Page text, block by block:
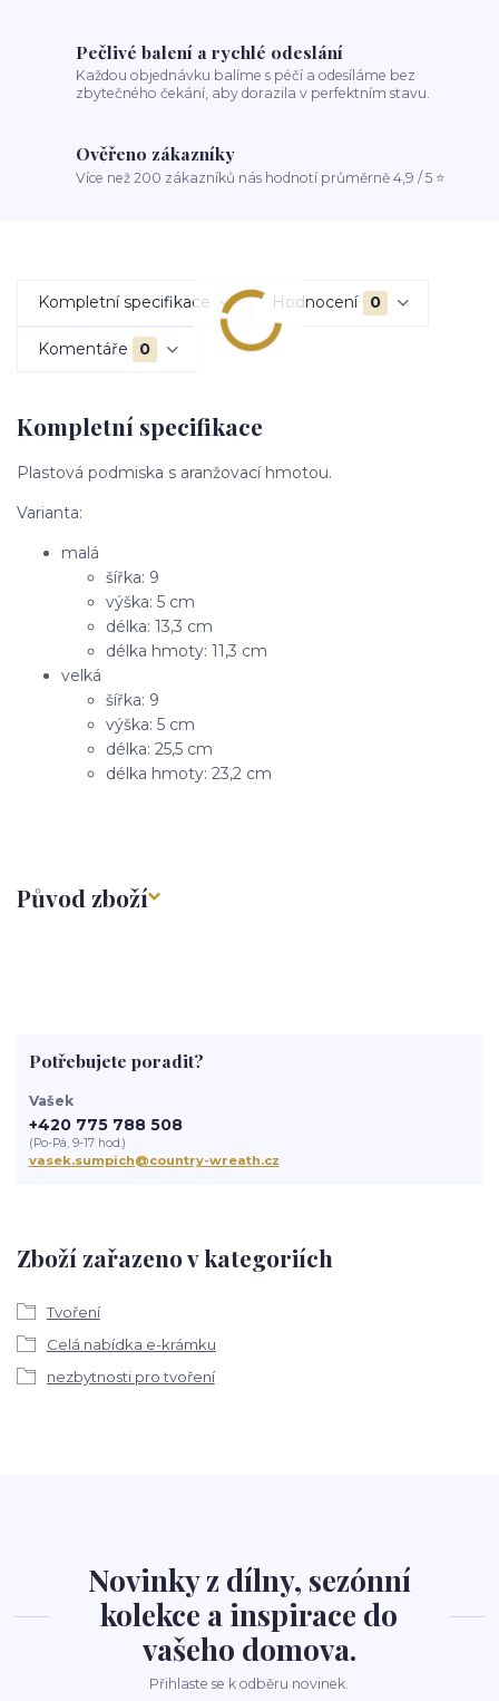
Pečlivé balení a rychlé odeslání
Každou objednávku balíme s péčí a odesíláme bez
zbytečného čekání, aby dorazila v perfektním stavu.
Ověřeno zákazníky
Více než 200 zákazníků nás hodnotí průměrně 4,9 / 5 ⭐
Kompletní specifikace Hodnocení 0
Komentáře 0
Kompletní specifikace
Plastová podmiska s aranžovací hmotou.
Varianta:
malá
šířka: 9
výška: 5 cm
délka: 13,3 cm
délka hmoty: 11,3 cm
velká
šířka: 9
výška: 5 cm
délka: 25,5 cm
délka hmoty: 23,2 cm
Původ zboží
Zboží zařazeno v kategoriích
Tvoření
Celá nabídka e-krámku
nezbytnosti pro tvoření
Potřebujete poradit?
Vašek
+420 775 788 508
(Po-Pá, 9-17 hod.)
vasek.sumpich@country-wreath.cz
Novinky z dílny, sezónní
kolekce a inspirace do
vašeho domova.
Přihlaste se k odběru novinek.